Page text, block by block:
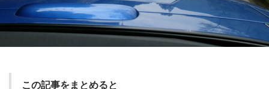
この記事をまとめると